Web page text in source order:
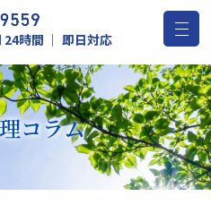
時間 ｜ 即日対応
コラム